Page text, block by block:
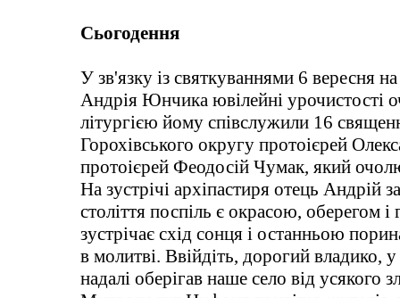
Сьогодення
У зв'язку із святкуваннями 6 вересня
Андрія Юнчика ювілейні урочистості
літургією йому співслужили 16
Горохівського округу протоієрей
протоієрей Феодосій Чумак, який
На зустрічі архіпастиря отець
століття поспіль є окрасою, оберегом
зустрічає схід сонця і останньою
в молитві. Ввійдіть, дорогий владико,
надалі оберігав наше село від усякого